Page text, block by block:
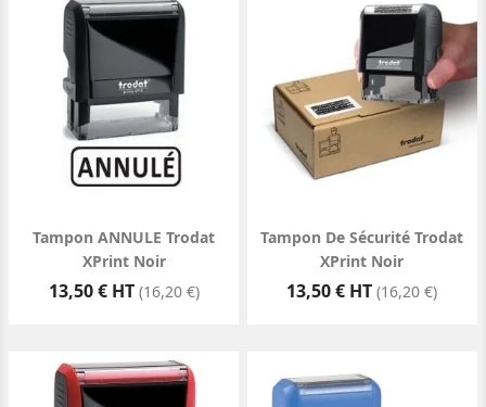
Tampon ANNULE Trodat
XPrint Noir
Prix
13,50 € HT (16,20 €)
Tampon De Sécurité Trodat
XPrint Noir
Prix
13,50 € HT (16,20 €)